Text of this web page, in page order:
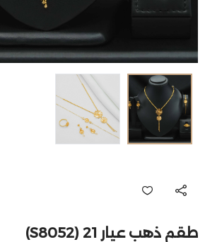
طقم ذهب عيار 21 (S8052)